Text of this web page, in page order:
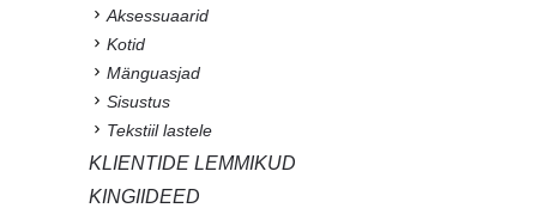
Aksessuaarid
Kotid
Mänguasjad
Sisustus
Tekstiil lastele
KLIENTIDE LEMMIKUD
KINGIIDEED